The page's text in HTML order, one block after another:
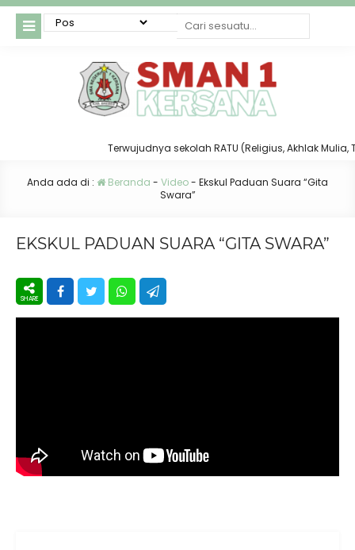
Terwujudnya sekolah RATU (Religius, Akhlak Mulia,
Anda ada di : Beranda - Video- Ekskul Paduan Suara “Gita
Swara”
EKSKUL PADUAN SUARA “GITA SWARA”